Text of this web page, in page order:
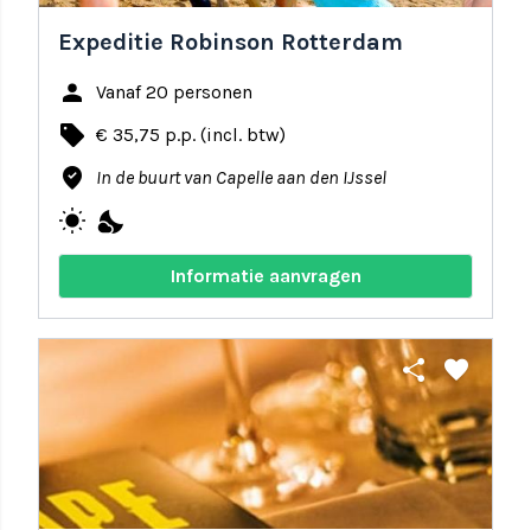
Expeditie Robinson Rotterdam
person Vanaf 20 personen
local_offer € 35,75 p.p. (incl. btw)
where_to_vote In de buurt van Capelle aan den IJssel
wb_sunny nights_stay
Informatie aanvragen
share favorite